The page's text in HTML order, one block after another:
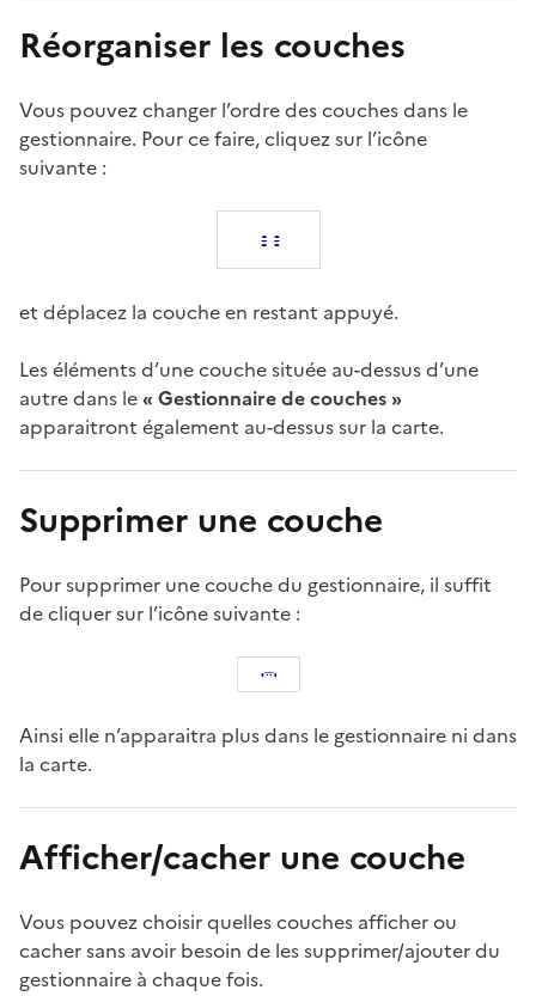
Réorganiser les couches
Vous pouvez changer l’ordre des couches dans le
gestionnaire. Pour ce faire, cliquez sur l’icône
suivante :
et déplacez la couche en restant appuyé.
Les éléments d’une couche située au-dessus d’une
autre dans le« Gestionnaire de couches »
apparaitront également au-dessus sur la carte.
Supprimer une couche
Pour supprimer une couche du gestionnaire, il suffit
de cliquer sur l’icône suivante :
Ainsi elle n’apparaitra plus dans le gestionnaire ni dans
la carte.
Afficher/cacher une couche
Vous pouvez choisir quelles couches afficher ou
cacher sans avoir besoin de les supprimer/ajouter du
gestionnaire à chaque fois.